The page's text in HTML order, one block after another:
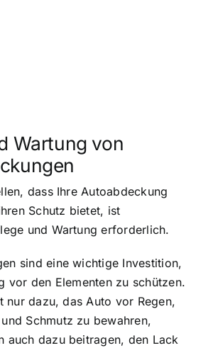
Wartung von
dass Ihre Autoabdeckung
Schutz bietet, ist
und Wartung erforderlich.
sind eine wichtige Investition,
vor den Elementen zu schützen.
nur dazu, das Auto vor Regen,
Schmutz zu bewahren,
auch dazu beitragen, den Lack